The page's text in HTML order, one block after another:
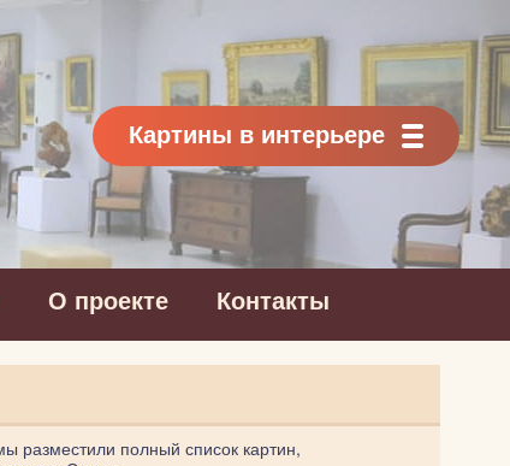
Картины в интерьере
О проекте Контакты
разместили полный список картин,